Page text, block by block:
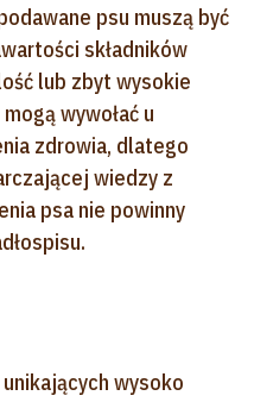
psu muszą być
składników
lub zbyt wysokie
wywołać u
zdrowia, dlatego
wiedzy z
psa nie powinny
wysoko